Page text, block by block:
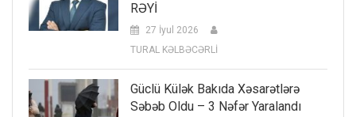
RƏYİ
27 İyul 2026
TURAL KƏLBƏCƏRLİ
Güclü Külək Bakıda Xəsarətlərə
Səbəb Oldu – 3 Nəfər Yaralandı